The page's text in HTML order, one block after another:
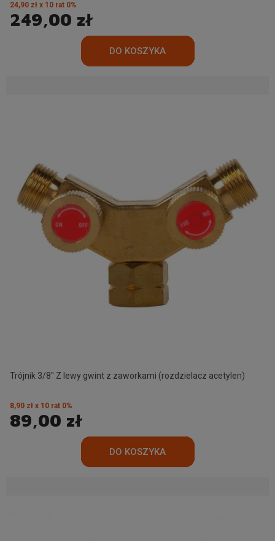
249,00 zł
24,90 zł x 10 rat 0%
Trójnik 3/8" Z lewy gwint z zaworkami (rozdzielacz acetylen)
89,00 zł
8,90 zł x 10 rat 0%